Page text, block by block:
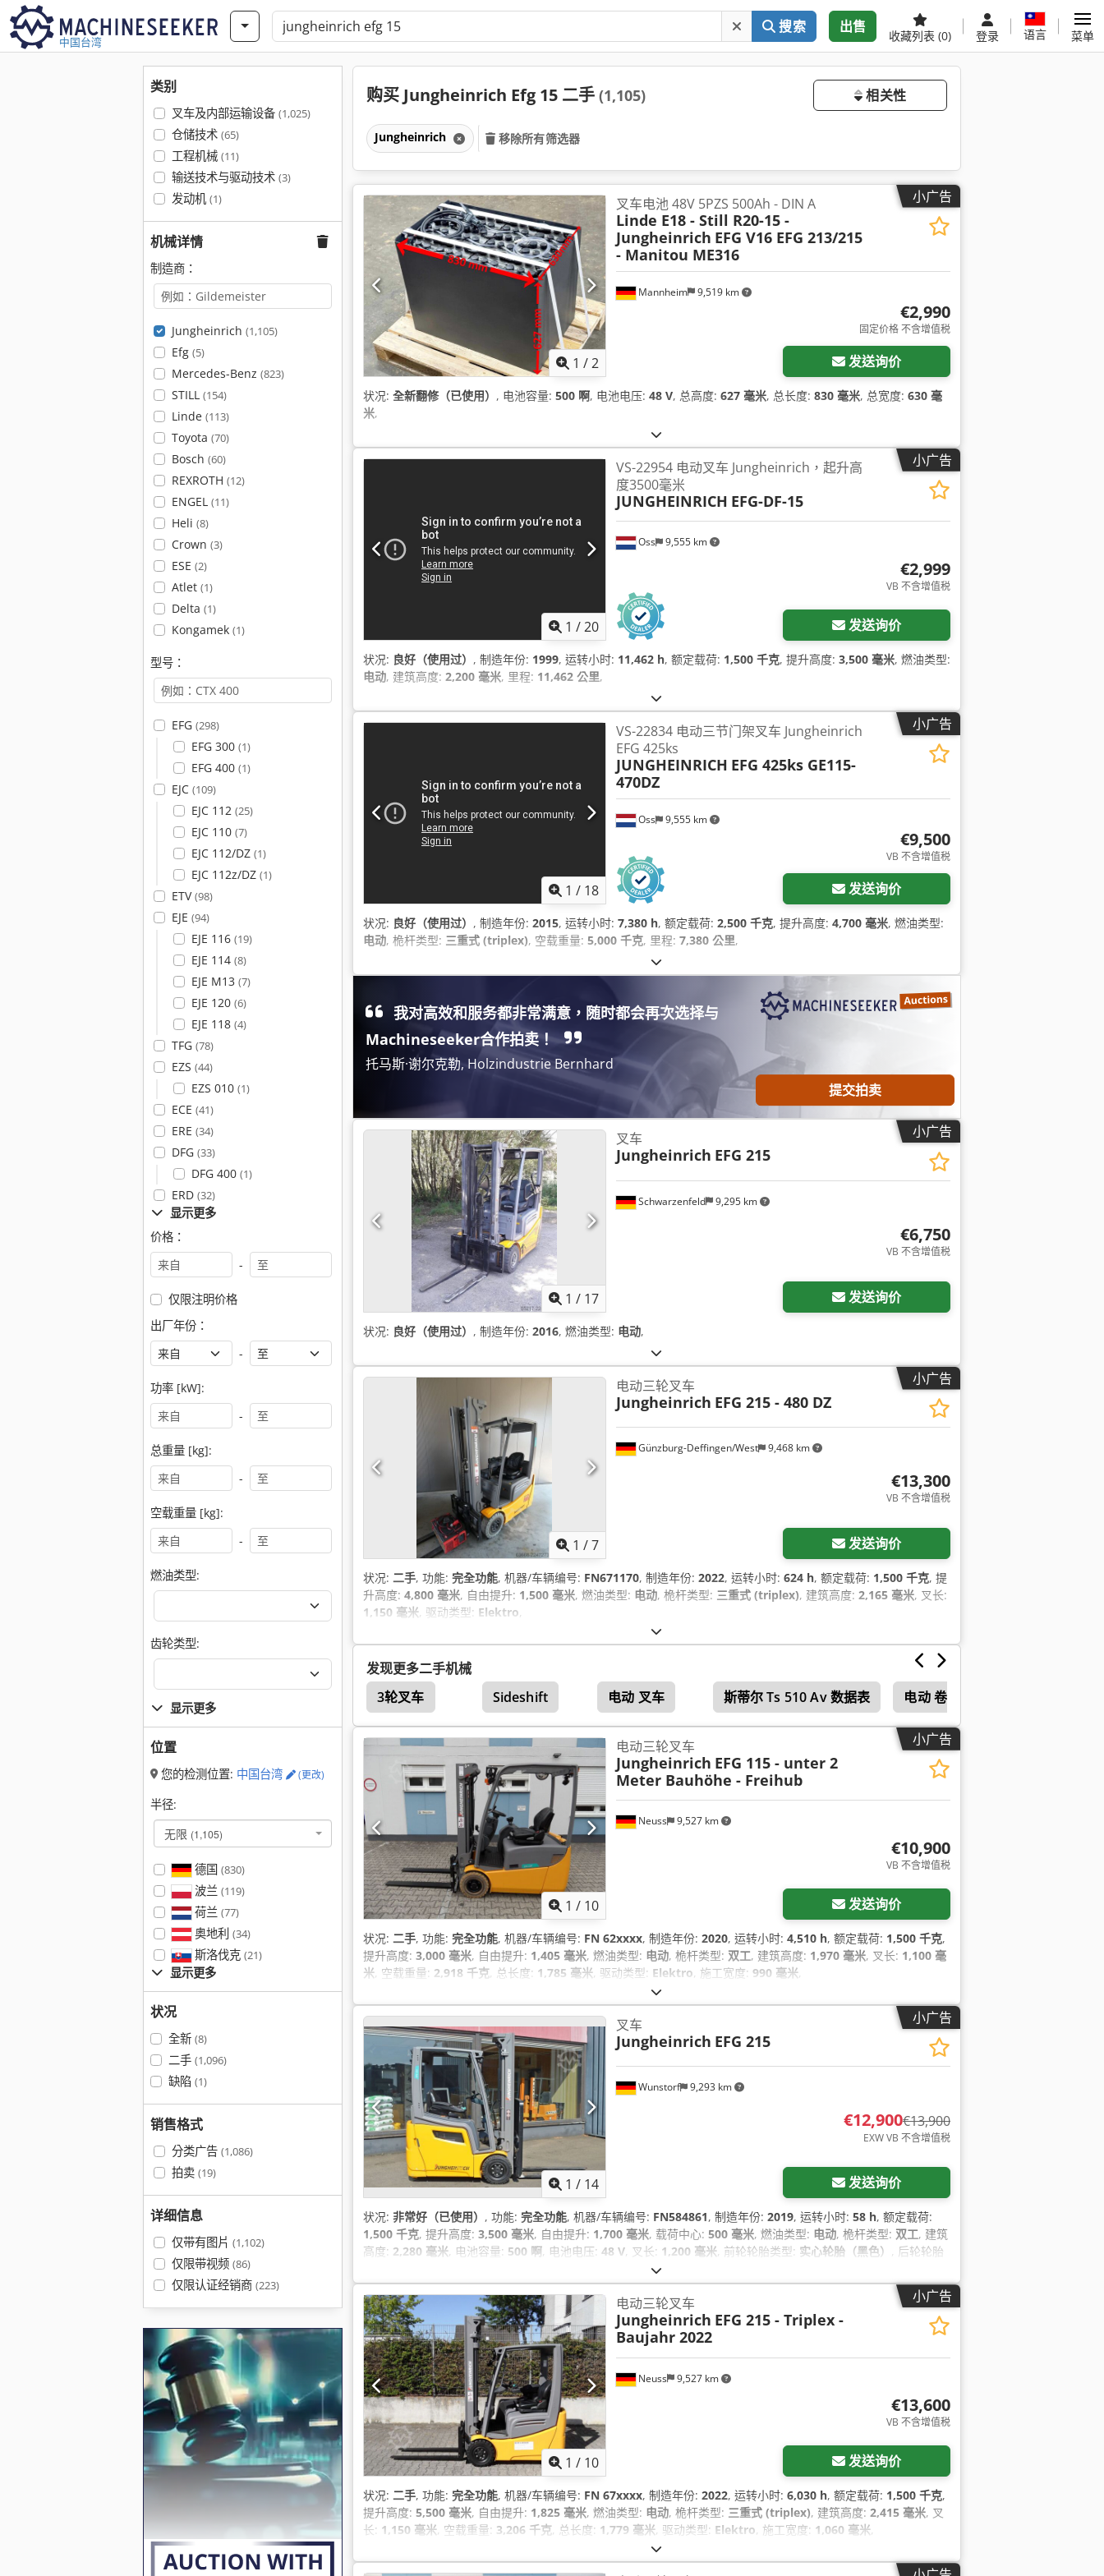
中国台湾
搜索 出售
收藏列表 (0) 登录 语言 菜单
类别
叉车及内部运输设备 (1,025)
仓储技术 (65)
工程机械 (11)
输送技术与驱动技术 (3)
发动机 (1)
机械详情
制造商：
Jungheinrich (1,105)
Efg (5)
Mercedes-Benz (823)
STILL (154)
Linde (113)
Toyota (70)
Bosch (60)
REXROTH (12)
ENGEL (11)
Heli (8)
Crown (3)
ESE (2)
Atlet (1)
Delta (1)
Kongamek (1)
型号：
EFG (298)
EFG 300 (1)
EFG 400 (1)
EJC (109)
EJC 112 (25)
EJC 110 (7)
EJC 112/DZ (1)
EJC 112z/DZ (1)
ETV(98)
EJE (94)
EJE 116 (19)
EJE 114 (8)
EJE M13 (7)
EJE 120 (6)
EJE 118 (4)
TFG (78)
EZS (44)
EZS 010 (1)
ECE (41)
ERE (34)
DFG (33)
DFG 400 (1)
ERD (32)
显示更多
价格：
-
仅限注明价格
出厂年份：
-
功率 [kW]:
-
总重量 [kg]:
-
空载重量 [kg]:
-
燃油类型:
齿轮类型:
显示更多
位置
您的检测位置: 中国台湾 (更改)
半径:
无限 (1,105)
德国 (830)
波兰 (119)
荷兰 (77)
奥地利 (34)
斯洛伐克 (21)
显示更多
状况
全新 (8)
二手 (1,096)
缺陷 (1)
销售格式
分类广告 (1,086)
拍卖 (19)
详细信息
仅带有图片 (1,102)
仅限带视频 (86)
仅限认证经销商 (223)
购买 Jungheinrich Efg 15 二手 (1,105) 相关性
Jungheinrich 移除所有筛选器
小广告
请求更多图片
1 /2
Mannheim 9,519 km
叉车电池 48V 5PZS 500Ah - DIN A
Linde E18 - Still R20-15 -
Jungheinrich EFG V16 EFG 213/215
- Manitou ME316
€2,990
固定价格 不含增值税
发送询价
状况: 全新翻修（已使用） , 电池容量: 500 啊, 电池电压: 48 V, 总高度: 627 毫米, 总长度: 830 毫米, 总宽度: 630 毫
米,
小广告
1 /20
Oss 9,555 km
VS-22954 电动叉车 Jungheinrich，起升高
度3500毫米
JUNGHEINRICH EFG-DF-15
€2,999
VB 不含增值税
发送询价
状况: 良好（使用过） , 制造年份: 1999, 运转小时: 11,462 h, 额定载荷: 1,500 千克, 提升高度: 3,500 毫米, 燃油类型:
电动, 建筑高度: 2,200 毫米, 里程: 11,462 公里,
小广告
1 / 18
Oss 9,555 km
VS-22834 电动三节门架叉车 Jungheinrich
EFG 425ks
JUNGHEINRICH EFG 425ks GE115-
470DZ
€9,500
VB 不含增值税
发送询价
状况: 良好（使用过） , 制造年份: 2015, 运转小时: 7,380 h, 额定载荷: 2,500 千克, 提升高度: 4,700 毫米, 燃油类型:
电动, 桅杆类型: 三重式 (triplex), 空载重量: 5,000 千克, 里程: 7,380 公里,
我对高效和服务都非常满意，随时都会再次选择与
Machineseeker合作拍卖！
托马斯·谢尔克勒, Holzindustrie Bernhard
提交拍卖
小广告
1 / 17
Schwarzenfeld 9,295 km
叉车
Jungheinrich EFG 215
€6,750
VB 不含增值税
发送询价
状况: 良好（使用过） , 制造年份: 2016, 燃油类型: 电动,
小广告
1 /7
Günzburg-Deffingen/West 9,468 km
电动三轮叉车
Jungheinrich EFG 215 - 480 DZ
€13,300
VB 不含增值税
发送询价
状况: 二手, 功能: 完全功能, 机器/车辆编号: FN671170, 制造年份: 2022, 运转小时: 624 h, 额定载荷: 1,500 千克, 提
升高度: 4,800 毫米, 自由提升: 1,500 毫米, 燃油类型: 电动, 桅杆类型: 三重式 (triplex), 建筑高度: 2,165 毫米, 叉长:
1,150 毫米, 驱动类型: Elektro,
发现更多二手机械
3轮叉车
Sideshift 电动 叉车 斯蒂尔 Ts 510 Av 数据表 电动 卷 板 机
小广告
1 / 10
Neuss 9,527 km
电动三轮叉车
Jungheinrich EFG 115 - unter 2
Meter Bauhöhe - Freihub
€10,900
VB 不含增值税
发送询价
状况: 二手, 功能: 完全功能, 机器/车辆编号: FN 62xxxx, 制造年份: 2020, 运转小时: 4,510 h, 额定载荷: 1,500 千克,
提升高度: 3,000 毫米, 自由提升: 1,405 毫米, 燃油类型: 电动, 桅杆类型: 双工, 建筑高度: 1,970 毫米, 叉长: 1,100 毫
米, 空载重量: 2,918 千克, 总长度: 1,785 毫米, 驱动类型: Elektro, 施工宽度: 990 毫米,
小广告
1 / 14
Wunstorf 9,293 km
叉车
Jungheinrich EFG 215
€12,900€13,900
EXW VB 不含增值税
发送询价
状况: 非常好（已使用） , 功能: 完全功能, 机器/车辆编号: FN584861, 制造年份: 2019, 运转小时: 58 h, 额定载荷:
1,500 千克, 提升高度: 3,500 毫米, 自由提升: 1,700 毫米, 载荷中心: 500 毫米, 燃油类型: 电动, 桅杆类型: 双工, 建筑
高度: 2,280 毫米, 电池容量: 500 啊, 电池电压: 48 V, 叉长: 1,200 毫米, 前轮轮胎类型: 实心轮胎（黑色） , 后轮轮胎
侧移, 照明, 驾驶室
小广告
1 / 10
Neuss 9,527 km
电动三轮叉车
Jungheinrich EFG 215 - Triplex -
Baujahr 2022
€13,600
VB 不含增值税
发送询价
状况: 二手, 功能: 完全功能, 机器/车辆编号: FN 67xxxx, 制造年份: 2022, 运转小时: 6,030 h, 额定载荷: 1,500 千克,
提升高度: 5,500 毫米, 自由提升: 1,825 毫米, 燃油类型: 电动, 桅杆类型: 三重式 (triplex), 建筑高度: 2,415 毫米, 叉
长: 1,150 毫米, 空载重量: 3,206 千克, 总长度: 1,779 毫米, 驱动类型: Elektro, 施工宽度: 1,060 毫米,